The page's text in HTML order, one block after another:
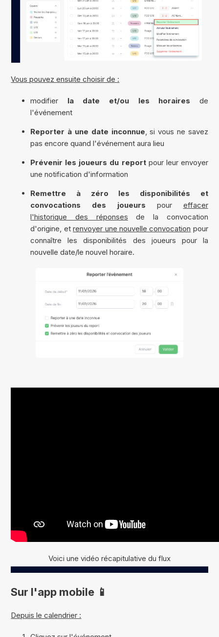
Vous pouvez ensuite choisir de :
modifier la date et/ou les horaires de
l'événement
Reporter à une date inconnue, si vous ne savez
pas encore quand l'événement aura lieu
Prévenir les joueurs du report pour leur envoyer
une notification d'information
Remettre à zéro les disponibilités et
convocations des joueurs pour effacer
l'historique des réponses de la convocation
d'origine, etrenvoyer une nouvelle convocation pour
connaître les disponibilités des joueurs pour la
nouvelle date/le nouvel horaire.
Voici une vidéo récapitulative du flux
Sur l'app mobile 📱
Depuis le calendrier :